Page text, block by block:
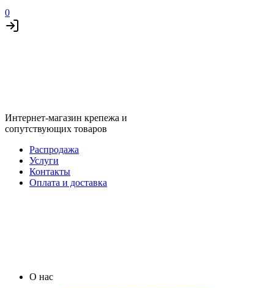
0
Интернет-магазин крепежа и
сопутствующих товаров
Распродажа
Услуги
Контакты
Оплата и доставка
О нас